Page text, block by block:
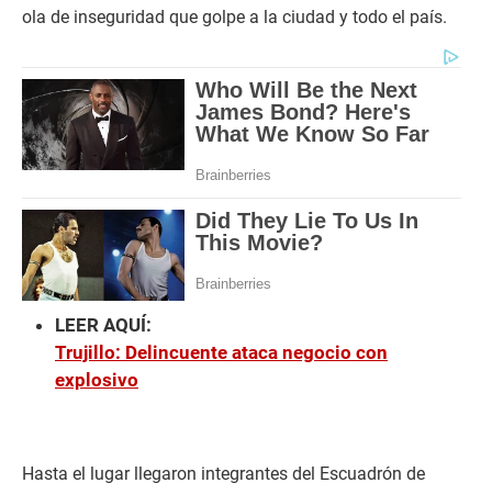
n
o
1
m
i
n
e
6
s
e
ola de inseguridad que golpe a la ciudad y todo el país.
LEER AQUÍ:
Trujillo: Delincuente ataca negocio con
explosivo
Hasta el lugar llegaron integrantes del Escuadrón de